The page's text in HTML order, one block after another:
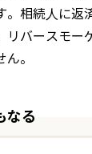
。相続⼈に返
リバースモー
。
なる